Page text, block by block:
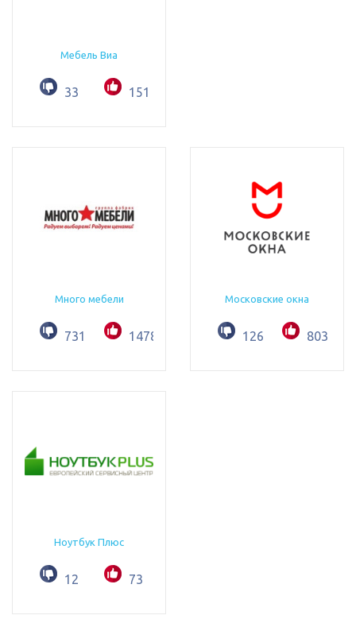
Мебель Виа
33 151
Много мебели
731 1478
Московские окна
126 803
Ноутбук Плюс
12 73